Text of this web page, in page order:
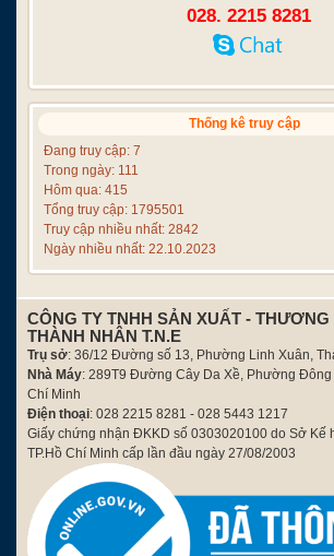
028. 2215 8281
Thống kê truy cập
Đang truy cập: 7
Trong ngày: 111
Hôm qua: 415
Tổng truy cập: 1795501
Truy cập nhiều nhất: 2842
Ngày nhiều nhất: 22.10.2023
CÔNG TY TNHH SẢN XUẤT - THƯƠNG
THÀNH NHÂN T.N.E
Trụ sở: 36/12 Đường số 13, Phường Linh Xuân,
Nhà Máy: 289T9 Đường Cây Da Xề, Phường
Chí Minh
Điện thoại: 028 2215 8281 - 028 5443 1217
Giấy chứng nhận ĐKKD số 0303020100 do Sở Kế
TP.Hồ Chí Minh cấp lần đầu ngày 27/08/2003